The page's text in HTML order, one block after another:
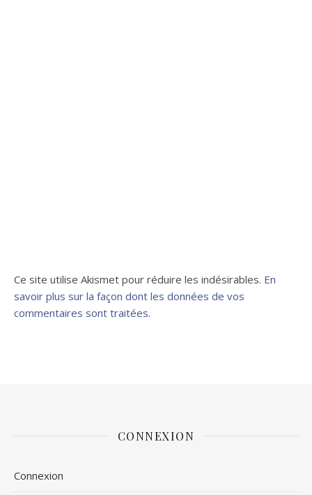
Ce site utilise Akismet pour réduire les indésirables. En
savoir plus sur la façon dont les données de vos
commentaires sont traitées.
CONNEXION
Connexion